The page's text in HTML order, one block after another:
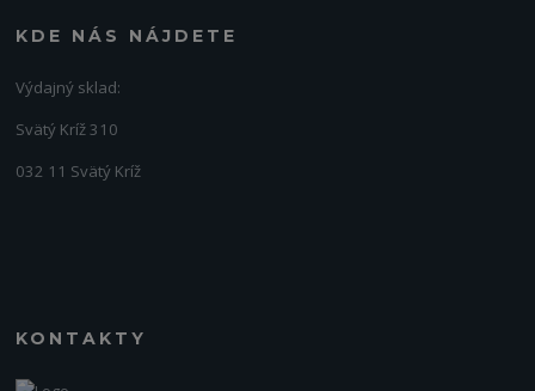
KDE NÁS NÁJDETE
Výdajný sklad:
Svätý Kríž 310
032 11 Svätý Kríž
KONTAKTY